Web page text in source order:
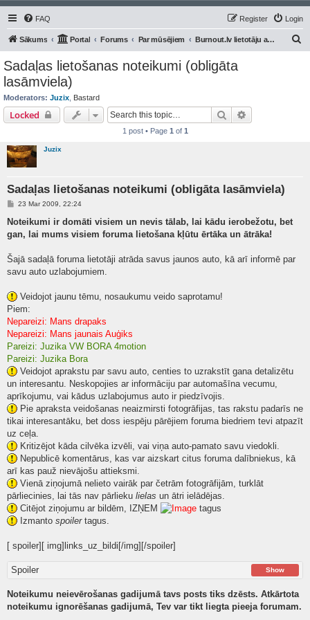
FAQ Login
Register
Sākums Portal Forums Par mūsējiem Burnout.lv lietotāju auto/moto
Sadaļas lietošanas noteikumi (obligāta
lasāmviela)
Moderators: Juzix Bastard
Locked Search
1 post • Page 1 of 1
Juzix
Sadaļas lietošanas noteikumi (obligāta lasāmviela)
P
s
23 Mar 2009, 22:24
Noteikumi ir domāti visiem un nevis tālab, lai kādu ierobežotu, bet
gan, lai mums visiem foruma lietošana kļūtu ērtāka un ātrāka!
Šajā sadaļā foruma lietotāji atrāda savus jaunos auto, kā arī informē par
savu auto uzlabojumiem.
Veidojot jaunu tēmu, nosaukumu veido saprotamu!
Piem:
Nepareizi: Mans drapaks
Nepareizi: Mans jaunais Auģiks
Pareizi: Juzika VW BORA 4motion
Pareizi: Juzika Bora
Veidojot aprakstu par savu auto, centies to uzrakstīt gana detalizētu
un interesantu. Neskopojies ar informāciju par automašīna vecumu,
aprīkojumu, vai kādus uzlabojumus auto ir piedzīvojis.
Pie apraksta veidošanas neaizmirsti fotogrāfijas, tas rakstu padarīs ne
tikai interesantāku, bet doss iespēju pārējiem foruma biedriem tevi atpazīt
uz ceļa.
Kritizējot kāda cilvēka izvēli, vai viņa auto-pamato savu viedokli.
Nepublicē komentārus, kas var aizskart citus foruma dalībniekus, kā
arī kas pauž nievājošu attieksmi.
Vienā ziņojumā nelieto vairāk par četrām fotogrāfijām, turklāt
pārliecinies, lai tās nav pārlieku lielas un ātri ielādējas.
Citējot ziņojumu ar bildēm, IZŅEM
tagus
Izmanto spoilertagus.
[ spoiler][ img]links_uz_bildi[/img][/spoiler]
Spoiler Show
Noteikumu neievērošanas gadijumā tavs posts tiks dzēsts. Atkārtota
noteikumu ignorēšanas gadijumā, Tev var tikt liegta pieeja forumam.